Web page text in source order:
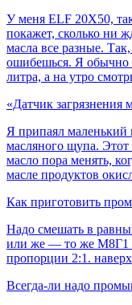
У меня ELF 20Х50,
покажет, сколько ни
масла все разные.
ошибешься. Я обычно
литра, а на утро
«Датчик загрязнения
Я припаял маленький
масляного щупа.
масло пора менять,
масле продуктов
Как приготовить
Надо смешать в
или же — то же М8Г1
пропорции 2:1. наверх
Всегда-ли надо